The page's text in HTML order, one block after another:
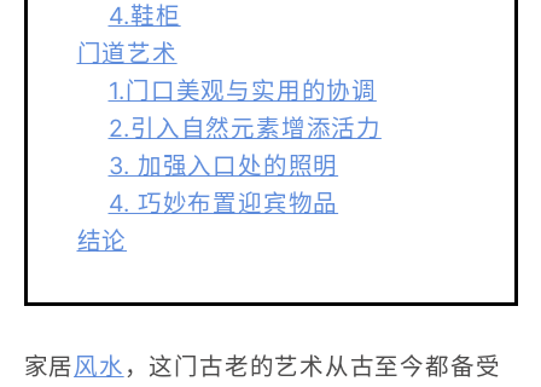
4.鞋柜
门道艺术
1.门口美观与实用的协调
2.引入自然元素增添活力
3. 加强入口处的照明
4. 巧妙布置迎宾物品
结论
家居风水 ，这门古老的艺术从古至今都备受